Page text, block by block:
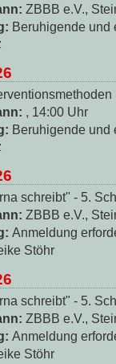
ZBBB e.V.,
Beruhigende und
, 14:00 Uhr
Beruhigende und
schreibt" - 5.
ZBBB e.V.,
Anmeldung
Stöhr
schreibt" - 5.
ZBBB e.V.,
Anmeldung
Stöhr